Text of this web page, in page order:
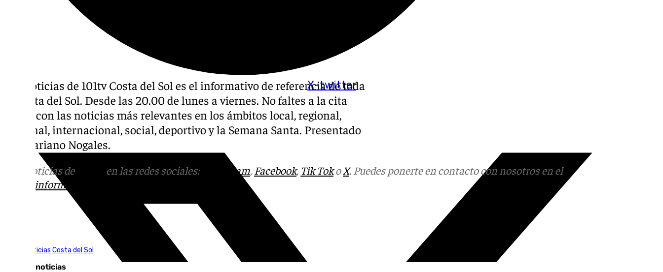
X-twitter
Las noticias de 101tv Costa del Sol es el informativo de referencia de toda
la Costa del Sol. Desde las 20.00 de lunes a viernes. No faltes a la cita
diaria con las noticias más relevantes en los ámbitos local, regional,
nacional, internacional, social, deportivo y la Semana Santa. Presentado
por Mariano Nogales.
Más noticias de en las redes sociales: Instagram, Facebook, Tik TokoX. Puedes ponerte en contacto con nosotros en el
informativos@101tv.es
101TV Noticias Costa del Sol
Últimas noticias